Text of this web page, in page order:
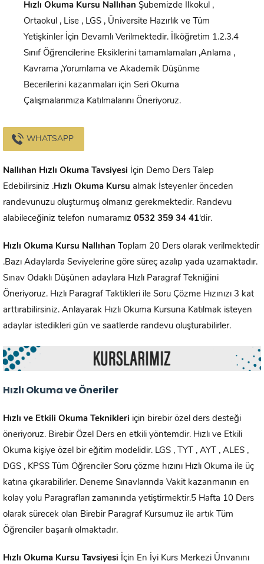
Hızlı Okuma Kursu NallıhanŞubemizde İlkokul ,
Ortaokul , Lise , LGS , Üniversite Hazırlık ve Tüm
Yetişkinler İçin Devamlı Verilmektedir. İlköğretim 1.2.3.4
Sınıf Öğrencilerine Eksiklerini tamamlamaları ,Anlama ,
Kavrama ,Yorumlama ve Akademik Düşünme
Becerilerini kazanmaları için Seri Okuma
Çalışmalarımıza Katılmalarını Öneriyoruz.
WHATSAPP
Nallıhan Hızlı Okuma Tavsiyesi İçin Demo Ders Talep
Edebilirsiniz .Hızlı Okuma Kursu almak İsteyenler önceden
randevunuzu oluşturmuş olmanız gerekmektedir. Randevu
alabileceğiniz telefon numaramız 0532 359 34 41‘dir.
Hızlı Okuma Kursu Nallıhan Toplam 20 Ders olarak verilmektedir
.Bazı Adaylarda Seviyelerine göre süreç azalıp yada uzamaktadır.
Sınav Odaklı Düşünen adaylara Hızlı Paragraf Tekniğini
Öneriyoruz. Hızlı Paragraf Taktikleri ile Soru Çözme Hızınızı 3 kat
arttırabilirsiniz. Anlayarak Hızlı Okuma Kursuna Katılmak isteyen
adaylar istedikleri gün ve saatlerde randevu oluşturabilirler.
Hızlı Okuma ve Öneriler
Hızlı ve Etkili Okuma Teknikleri için birebir özel ders desteği
öneriyoruz. Birebir Özel Ders en etkili yöntemdir. Hızlı ve Etkili
Okuma kişiye özel bir eğitim modelidir. LGS , TYT , AYT , ALES ,
DGS , KPSS Tüm Öğrenciler Soru çözme hızını Hızlı Okuma ile üç
katına çıkarabilirler. Deneme Sınavlarında Vakit kazanmanın en
kolay yolu Paragrafları zamanında yetiştirmektir.5 Hafta 10 Ders
olarak sürecek olan Birebir Paragraf Kursumuz ile artık Tüm
Öğrenciler başarılı olmaktadır.
Hızlı Okuma Kursu Tavsiyesi İçin En İyi Kurs Merkezi Ünvanını